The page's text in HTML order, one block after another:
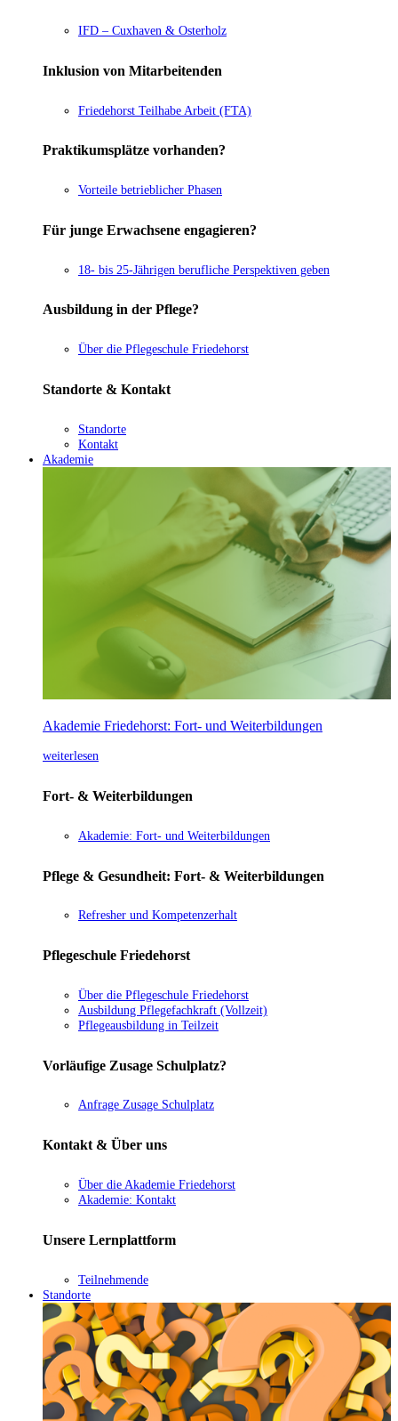
IFD – Cuxhaven & Osterholz
Inklusion von Mitarbeitenden
Friedehorst Teilhabe Arbeit (FTA)
Praktikumsplätze vorhanden?
Vorteile betrieblicher Phasen
Für junge Erwachsene engagieren?
18- bis 25-Jährigen berufliche Perspektiven geben
Ausbildung in der Pflege?
Über die Pflegeschule Friedehorst
Standorte & Kontakt
Standorte
Kontakt
Akademie
Akademie Friedehorst: Fort- und Weiterbildungen
weiterlesen
Fort- & Weiterbildungen
Akademie: Fort- und Weiterbildungen
Pflege & Gesundheit: Fort- & Weiterbildungen
Refresher und Kompetenzerhalt
Pflegeschule Friedehorst
Über die Pflegeschule Friedehorst
Ausbildung Pflegefachkraft (Vollzeit)
Pflegeausbildung in Teilzeit
Vorläufige Zusage Schulplatz?
Anfrage Zusage Schulplatz
Kontakt & Über uns
Über die Akademie Friedehorst
Akademie: Kontakt
Unsere Lernplattform
Teilnehmende
Standorte